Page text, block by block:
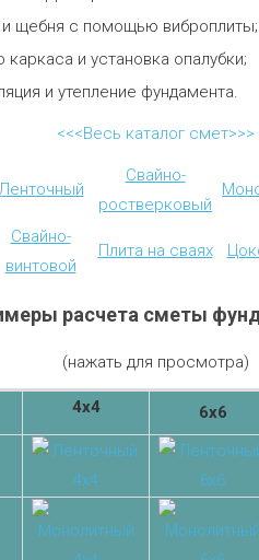
и щебня с помощью виброплиты;
и установка опалубки;
и утепление фундамента.
<<<Весь каталог смет>>>
Свайно-
ростверковый
Свайно-
винтовой
Плита на сваях
расчета сметы
(нажать для просмотра)
4х4 6х6